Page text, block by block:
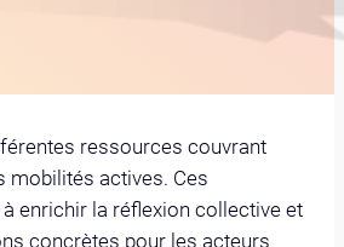
ressources couvrant
mobilités actives. Ces
enrichir la réflexion collective et
concrètes pour les acteurs